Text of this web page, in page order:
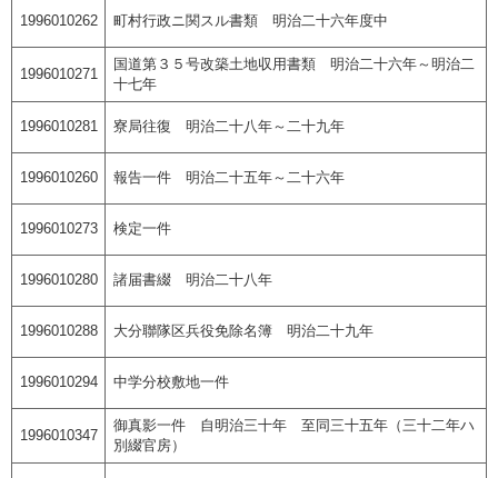
1996010262 町村行政ニ関スル書類 明治二十六年度中
1996010271
国道第３５号改築土地収用書類 明治二十六年～明治二
十七年
1996010281 寮局往復 明治二十八年～二十九年
1996010260 報告一件 明治二十五年～二十六年
1996010273 検定一件
1996010280 諸届書綴 明治二十八年
1996010288 大分聯隊区兵役免除名簿 明治二十九年
1996010294 中学分校敷地一件
1996010347
御真影一件 自明治三十年 至同三十五年（三十二年ハ
別綴官房）